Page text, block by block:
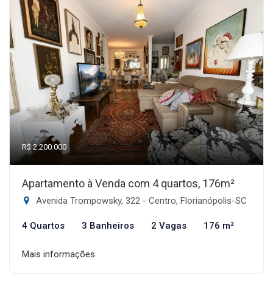
R$ 2.200.000
Apartamento à Venda com 4 quartos, 176m²
Avenida Trompowsky, 322 - Centro, Florianópolis-SC
4 Quartos 3 Banheiros 2 Vagas 176 m²
Mais informações